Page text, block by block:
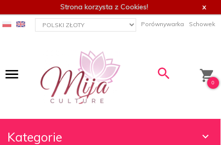
Strona korzysta z Cookies! x
currency_h Porównywarka Schowek
0
Kategorie